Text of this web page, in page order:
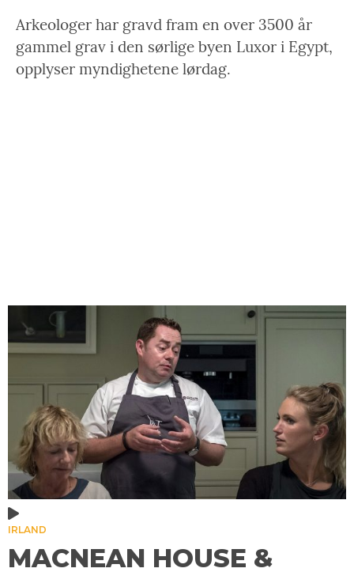
Arkeologer har gravd fram en over 3500 år
gammel grav i den sørlige byen Luxor i Egypt,
opplyser myndighetene lørdag.
IRLAND
MACNEAN HOUSE &